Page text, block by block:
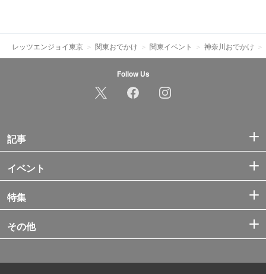
レッツエンジョイ東京 関東おでかけ 関東イベント 神奈川おでかけ
Follow Us
記事
イベント
特集
その他